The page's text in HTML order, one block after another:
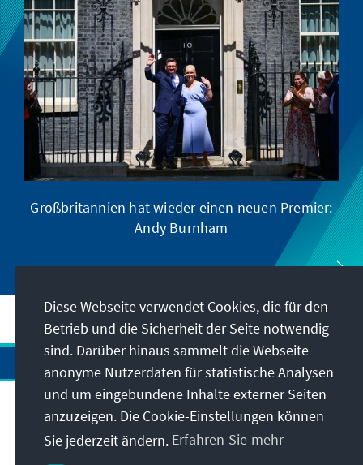
Großbritannien hat wieder einen neuen Premier:
Andy Burnham
Anschrift
Diese Webseite verwendet Cookies, die für den
Betrieb und die Sicherheit der Seite notwendig
sind. Darüber hinaus sammelt die Webseite
anonyme Nutzerdaten für statistische Analysen
und um eingebundene Inhalte externer Seiten
anzuzeigen. Die Cookie-Einstellungen können
Sie jederzeit ändern. Erfahren Sie mehr